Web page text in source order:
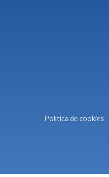
Política de cookies